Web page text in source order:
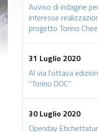
Avviso di indagine
interesse
progetto Torino
31 Luglio 2020
Al via l'ottava
“Torino DOC"
30 Luglio 2020
Openday